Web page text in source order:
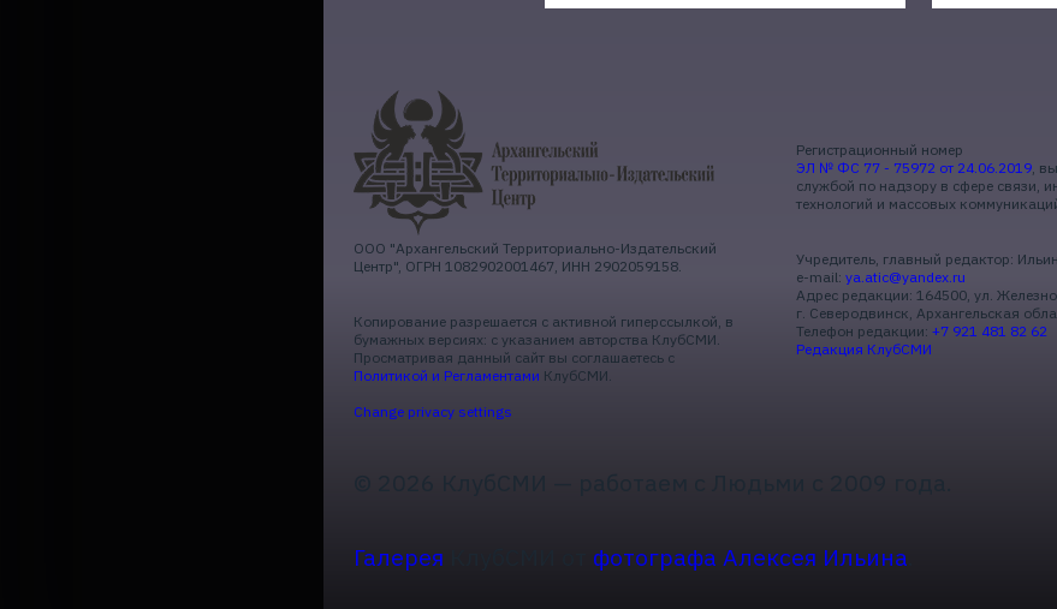
ООО "Архангельский Территориально-Издательский
Центр", ОГРН 1082902001467, ИНН 2902059158.
Копирование разрешается с активной гиперссылкой, в
бумажных версиях: с указанием авторства КлубСМИ.
Просматривая данный сайт вы соглашаетесь с
Политикой и Регламентами КлубСМИ.
Change privacy settings
Регистрационный номер
ЭЛ № ФС 77 - 75972 от 24.06.2019,
службой по надзору в сфере связи,
технологий и массовых
Учредитель, главный редактор:
e-mail:ya.atic@yandex.ru
Адрес редакции: 164500, ул.
г. Северодвинск, Архангельская
Телефон редакции:+7 921 481 82 62
Редакция КлубСМИ
Галерея фотографа Алексея Ильина